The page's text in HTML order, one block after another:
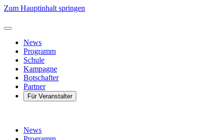
Zum Hauptinhalt springen
News
Programm
Schule
Kampagne
Botschafter
Partner
Für Veranstalter
News